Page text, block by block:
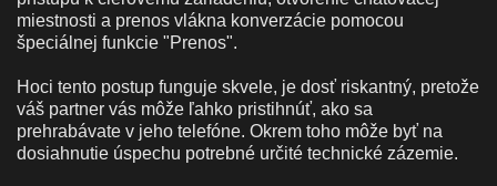
miestnosti a prenos vlákna konverzácie pomocou
špeciálnej funkcie "Prenos".
Hoci tento postup funguje skvele, je dosť riskantný, pretože
váš partner vás môže ľahko pristihnúť, ako sa
prehrabávate v jeho telefóne. Okrem toho môže byť na
dosiahnutie úspechu potrebné určité technické zázemie.